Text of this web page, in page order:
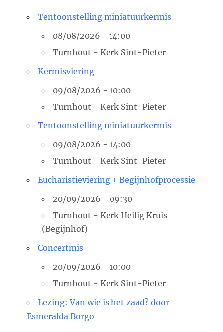
Tentoonstelling miniatuurkermis
08/08/2026 - 14:00
Turnhout - Kerk Sint-Pieter
Kermisviering
09/08/2026 - 10:00
Turnhout - Kerk Sint-Pieter
Tentoonstelling miniatuurkermis
09/08/2026 - 14:00
Turnhout - Kerk Sint-Pieter
Eucharistieviering + Begijnhofprocessie
20/09/2026 - 09:30
Turnhout - Kerk Heilig Kruis
(Begijnhof)
Concertmis
20/09/2026 - 10:00
Turnhout - Kerk Sint-Pieter
Lezing: Van wie is het zaad? door
Esmeralda Borgo